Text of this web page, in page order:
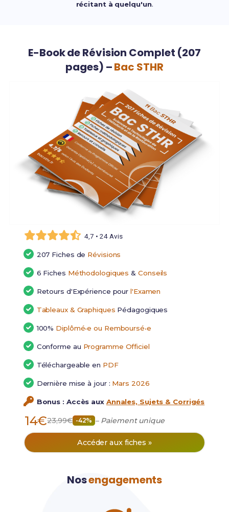
récitant à quelqu'un.
E-Book de Révision Complet (207
pages) –Bac STHR
4,7 • 24 Avis
207 Fiches de Révisions
6 Fiches Méthodologiques &Conseils
Retours d'Expérience pourl'Examen
Tableaux & Graphiques Pédagogiques
100% Diplômé•e ou Remboursé•e
Conforme au Programme Officiel
Téléchargeable en PDF
Dernière mise à jour : Mars 2026
Bonus : Accès aux Annales, Sujets & Corrigés
14€23,99€ -42% – Paiement unique
Accéder aux fiches »
Nosengagements